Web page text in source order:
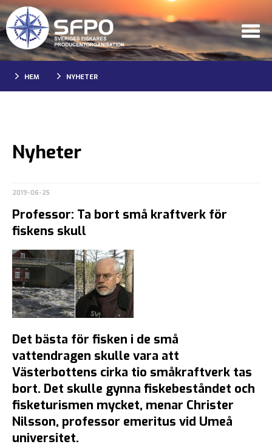
HEM NYHETER
Nyheter
2019-06-25
Professor: Ta bort små kraftverk för
fiskens skull
Det bästa för fisken i de små
vattendragen skulle vara att
Västerbottens cirka tio småkraftverk tas
bort. Det skulle gynna fiskebeståndet och
fisketurismen mycket, menar Christer
Nilsson, professor emeritus vid Umeå
universitet.